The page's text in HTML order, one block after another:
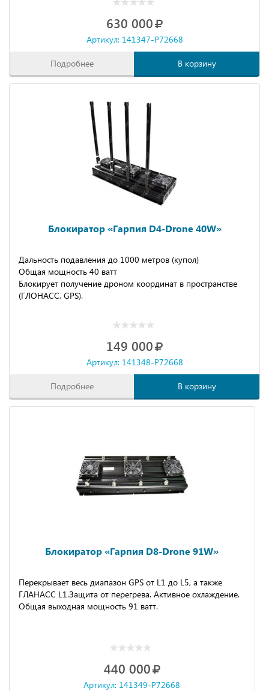
630 000
Артикул: 141347-P72668
Подробнее В корзину
Блокиратор «Гарпия D4-Drone 40W»
Дальность подавления до 1000 метров (купол)
Общая мощность 40 ватт
Блокирует получение дроном координат в пространстве
(ГЛОНАСС, GPS).
149 000
Артикул: 141348-P72668
Подробнее В корзину
Блокиратор «Гарпия D8-Drone 91W»
Перекрывает весь диапазон GPS от L1 до L5, а также
ГЛАНАСС L1.Защита от перегрева. Активное охлаждение.
Общая выходная мощность 91 ватт.
440 000
Артикул: 141349-P72668